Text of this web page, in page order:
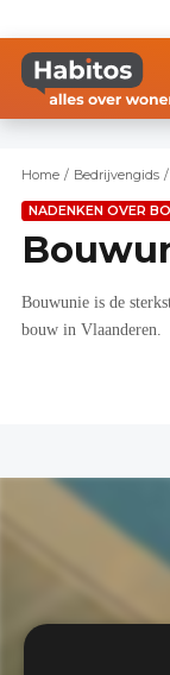
naar
inhoud
gaan
Home Bedrijvengids
NADENKEN OVER
Bouwunie is de
bouw in Vlaanderen.